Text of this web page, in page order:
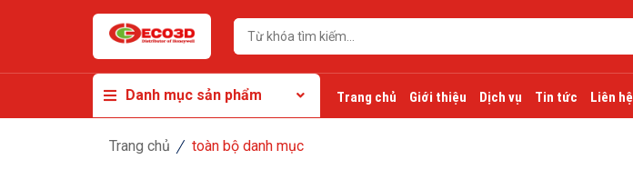
Danh mục sản phẩm Trang chủ Giới thiệu Dịch vụ Tin tức Liên hệ
Trang chủ toàn bộ danh mục